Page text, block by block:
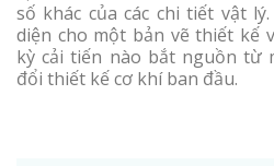
số khác của các chi tiết vật
diện cho một bản vẽ thiết kế
kỳ cải tiến nào bắt nguồn từ
đổi thiết kế cơ khí ban đầu.